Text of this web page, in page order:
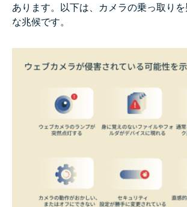
あります。以下は、カメラの乗っ取り
な兆候です。